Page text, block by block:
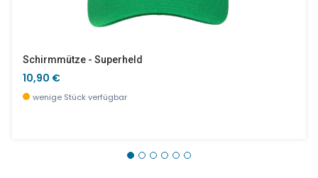
Schirmmütze - Superheld
10,90 €
wenige Stück verfügbar